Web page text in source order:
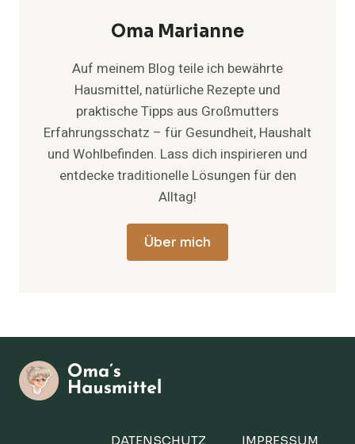
Oma Marianne
Auf meinem Blog teile ich bewährte
Hausmittel, natürliche Rezepte und
praktische Tipps aus Großmutters
Erfahrungsschatz – für Gesundheit, Haushalt
und Wohlbefinden. Lass dich inspirieren und
entdecke traditionelle Lösungen für den
Alltag!
Über mich
DATENSCHUTZ IMPRESSUM